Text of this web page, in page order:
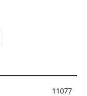
11077